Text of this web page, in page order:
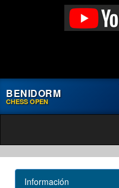
BENIDORM
CHESS OPEN
Información